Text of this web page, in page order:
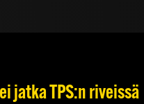
jatka TPS:n riveissä